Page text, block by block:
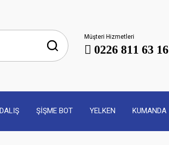
Müşteri Hizmetleri
0226 811 63 16
DALIŞ ŞİŞME BOT YELKEN KUMANDA